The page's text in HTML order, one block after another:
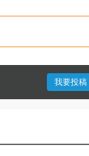
我要投稿